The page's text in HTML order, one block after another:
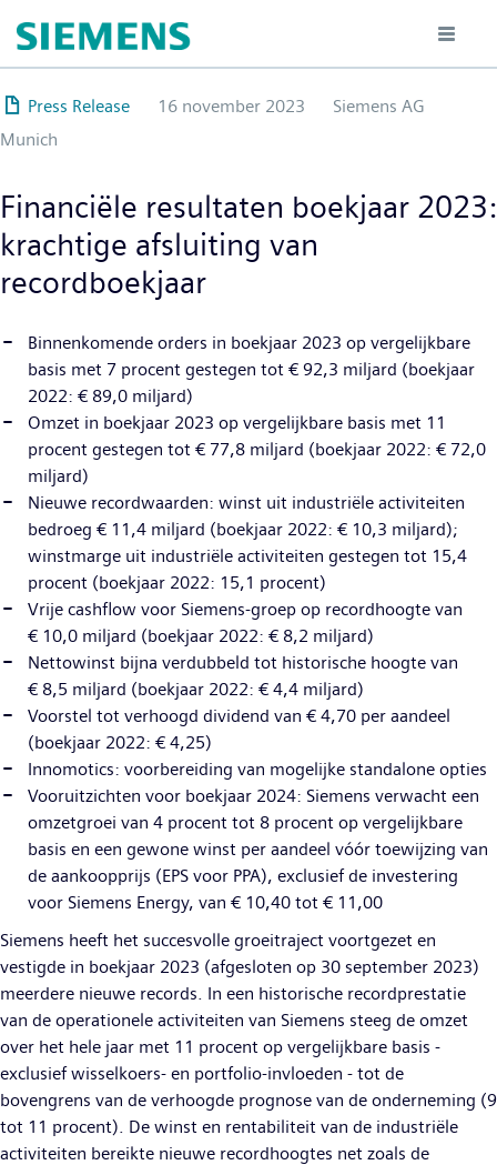
en
naar
de
inhoud
gaan
Press Release 16 november 2023
Siemens AG
Munich
Financiële resultaten boekjaar 2023:
krachtige afsluiting van
recordboekjaar
Binnenkomende orders in boekjaar 2023 op vergelijkbare
basis met 7 procent gestegen tot € 92,3 miljard (boekjaar
2022: € 89,0 miljard)
Omzet in boekjaar 2023 op vergelijkbare basis met 11
procent gestegen tot € 77,8 miljard (boekjaar 2022: € 72,0
miljard)
Nieuwe recordwaarden: winst uit industriële activiteiten
bedroeg € 11,4 miljard (boekjaar 2022: € 10,3 miljard);
winstmarge uit industriële activiteiten gestegen tot 15,4
procent (boekjaar 2022: 15,1 procent)
Vrije cashflow voor Siemens-groep op recordhoogte van
€ 10,0 miljard (boekjaar 2022: € 8,2 miljard)
Nettowinst bijna verdubbeld tot historische hoogte van
€ 8,5 miljard (boekjaar 2022: € 4,4 miljard)
Voorstel tot verhoogd dividend van € 4,70 per aandeel
(boekjaar 2022: € 4,25)
Innomotics: voorbereiding van mogelijke standalone opties
Vooruitzichten voor boekjaar 2024: Siemens verwacht een
omzetgroei van 4 procent tot 8 procent op vergelijkbare
basis en een gewone winst per aandeel vóór toewijzing van
de aankoopprijs (EPS voor PPA), exclusief de investering
voor Siemens Energy, van € 10,40 tot € 11,00
Siemens heeft het succesvolle groeitraject voortgezet en
vestigde in boekjaar 2023 (afgesloten op 30 september 2023)
meerdere nieuwe records. In een historische recordprestatie
van de operationele activiteiten van Siemens steeg de omzet
over het hele jaar met 11 procent op vergelijkbare basis -
exclusief wisselkoers- en portfolio-invloeden - tot de
bovengrens van de verhoogde prognose van de onderneming (9
tot 11 procent). De winst en rentabiliteit van de industriële
activiteiten bereikte nieuwe recordhoogtes net zoals de